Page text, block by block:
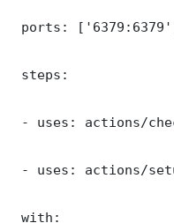
ports:
steps:
- uses: actions/
- uses: actions/
with: